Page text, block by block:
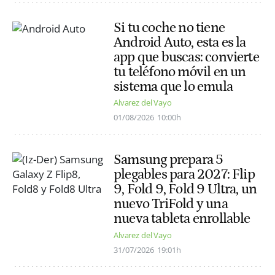
Si tu coche no tiene
Android Auto, esta es la
app que buscas: convierte
tu teléfono móvil en un
sistema que lo emula
Alvarez del Vayo
01/08/2026 10:00h
Samsung prepara 5
plegables para 2027: Flip
9, Fold 9, Fold 9 Ultra, un
nuevo TriFold y una
nueva tableta enrollable
Alvarez del Vayo
31/07/2026 19:01h